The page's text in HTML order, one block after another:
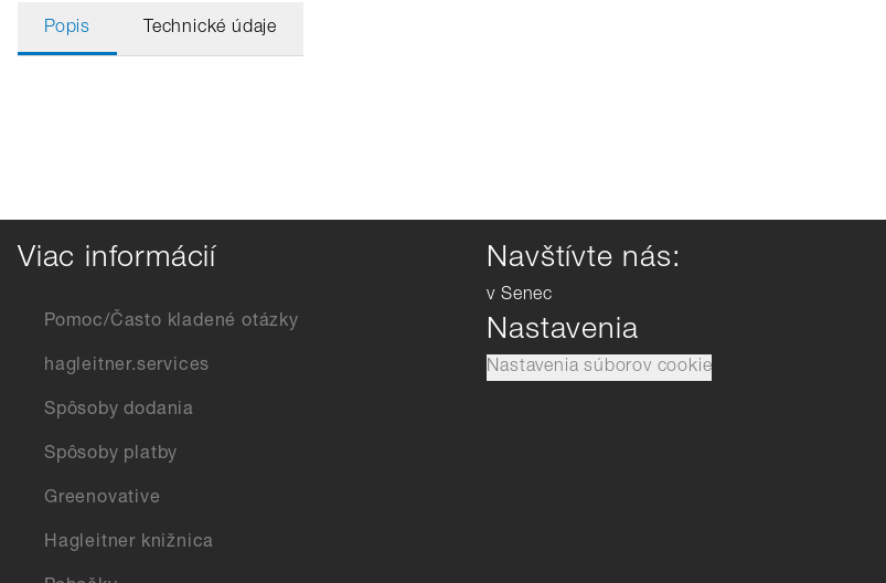
Popis Technické údaje
Viac informácií
Pomoc/Často kladené otázky
hagleitner.services
Spôsoby dodania
Spôsoby platby
Greenovative
Hagleitner knižnica
Navštívte nás:
v Senec
Nastavenia
Nastavenia súborov cookie